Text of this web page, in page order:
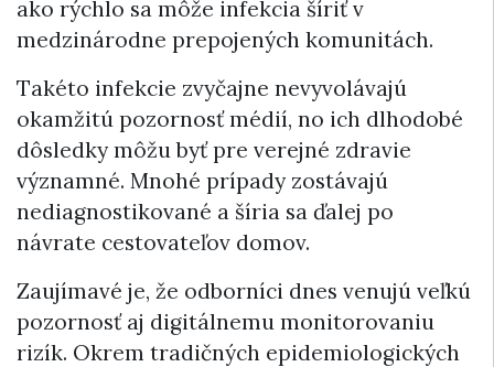
ako rýchlo sa môže infekcia šíriť v
medzinárodne prepojených komunitách.
Takéto infekcie zvyčajne nevyvolávajú
okamžitú pozornosť médií, no ich dlhodobé
dôsledky môžu byť pre verejné zdravie
významné. Mnohé prípady zostávajú
nediagnostikované a šíria sa ďalej po
návrate cestovateľov domov.
Zaujímavé je, že odborníci dnes venujú veľkú
pozornosť aj digitálnemu monitorovaniu
rizík. Okrem tradičných epidemiologických